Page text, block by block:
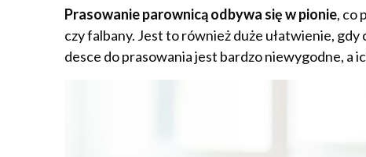
Prasowanie parownicą odbywa się w pionie, co
czy falbany. Jest to również duże ułatwienie,
desce do prasowania jest bardzo niewygodne, a